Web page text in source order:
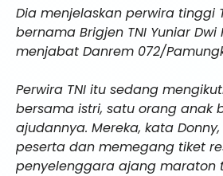
Dia menjelaskan perwira tinggi
bernama Brigjen TNI Yuniar
menjabat Danrem 072/
Perwira TNI itu sedang
bersama istri, satu orang anak
ajudannya. Mereka, kata
peserta dan memegang tiket
penyelenggara ajang maraton